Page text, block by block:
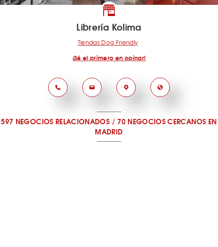
Librería Kolima
Tiendas Dog Friendly
¡Sé el primero en opinar!
597 NEGOCIOS RELACIONADOS / 70 NEGOCIOS CERCANOS EN
MADRID